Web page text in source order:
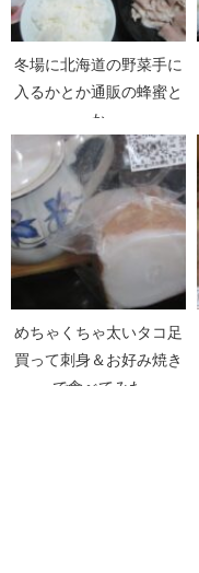
冬場に北海道の野菜手に
入るかとか通販の蜂蜜と
か
めちゃくちゃ太いタコ足
買って刺身＆お好み焼き
で食べてみた